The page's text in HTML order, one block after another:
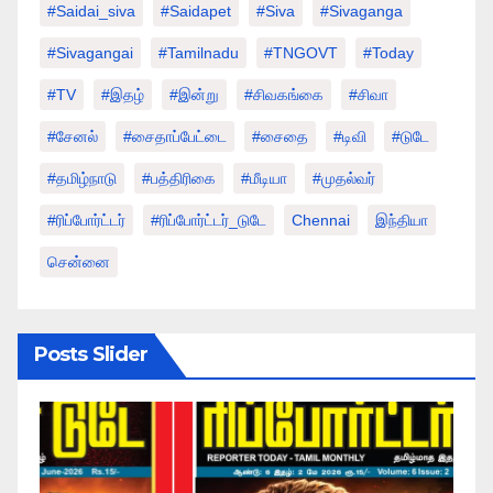
#saidai_siva #saidapet #Siva #Sivaganga
#sivagangai #tamilnadu #TNGOVT #today
#TV #இதழ் #இன்று #சிவகங்கை #சிவா
#சேனல் #சைதாப்பேட்டை #சைதை #டிவி #டுடே
#தமிழ்நாடு #பத்திரிகை #மீடியா #முதல்வர்
#ரிப்போர்ட்டர் #ரிப்போர்ட்டர்_டுடே Chennai இந்தியா
சென்னை
Posts Slider